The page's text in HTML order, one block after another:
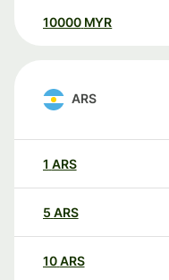
10000 MYR
ARS
1 ARS
5 ARS
10ARS